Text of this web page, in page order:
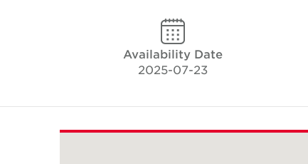
Availability Date
2025-07-23